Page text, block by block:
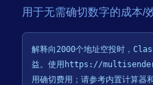
用于无需确切数字的成本/
解释向2000个地址空投时，
益。使用https://
用确切费用；请参考内置计算器